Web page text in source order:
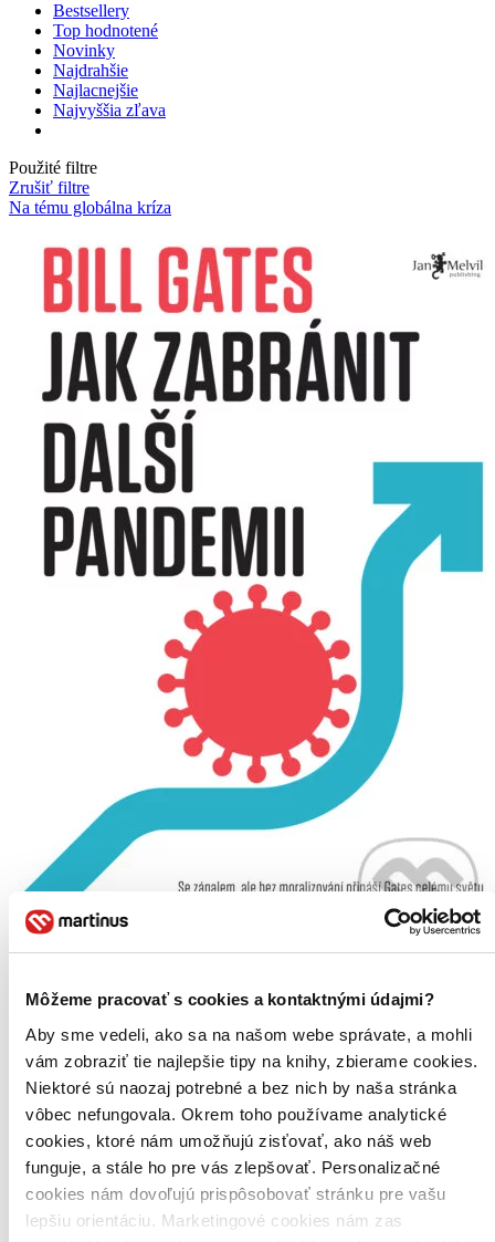
Môžeme pracovať s cookies a kontaktnými údajmi?
Aby sme vedeli, ako sa na našom webe správate, a mohli
vám zobraziť tie najlepšie tipy na knihy, zbierame cookies.
Niektoré sú naozaj potrebné a bez nich by naša stránka
vôbec nefungovala. Okrem toho používame analytické
cookies, ktoré nám umožňujú zisťovať, ako náš web
funguje, a stále ho pre vás zlepšovať. Personalizačné
cookies nám dovoľujú prispôsobovať stránku pre vašu
lepšiu orientáciu. Marketingové cookies nám zas
Bestsellery
Top hodnotené
Novinky
Najdrahšie
Najlacnejšie
Najvyššia zľava
Použité filtre
Zrušiť filtre
Na tému globálna kríza
CZ
Bill Gates
Vlády, firmy i jednotlivci po celém světě přemýšlejí o tom, co přijde
po pandemii covidu-19. Můžeme doufat nejen v to, že další
podobnou katastrofu odvrátíme, ale že zároveň vymýtíme všechny
respirační nemoci, včetně chřipky? Bill Gates, jeden z....
Knihabrožovaná väzba
18,70 €
Na sklade > 5 ks
Táto kniha sa môže na cestu ku vám vybrať prakticky